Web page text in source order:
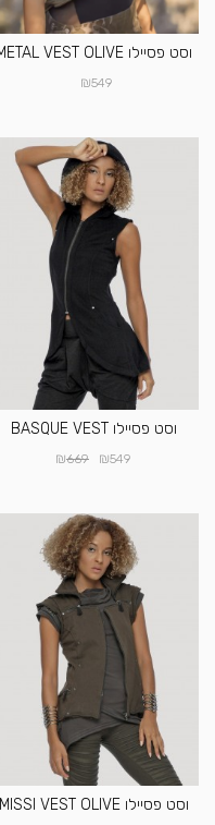
וסט פסיילו METAL VEST OLIVE
₪549
וסט פסיילו BASQUE VEST
₪549
₪669
וסט פסיילו MISSI VEST OLIVE